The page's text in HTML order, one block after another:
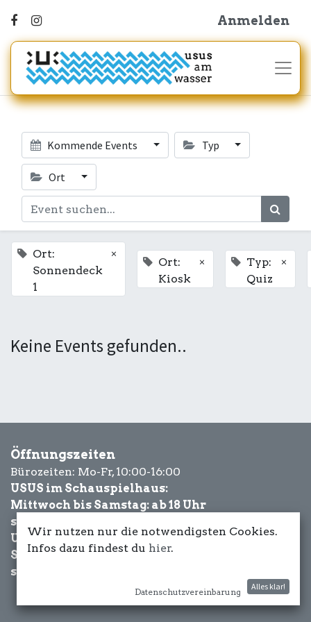
Anmelden
Kommende Events Typ
Ort
Ort:
Sonnendeck
1
×
Ort:
Kiosk
×
Typ:
Quiz
×
Keine Events gefunden..
Öffnungszeiten
Bürozeiten: Mo-Fr, 10:00-16:00
USUS im Schauspielhaus:
Mittwoch bis Samstag: ab 18 Uhr
sowie Eventbezogen.
USUS am Wasser:
Schönwetter-
sowie Eventbezogen.
Wir nutzen nur die notwendigsten Cookies.
Infos dazu findest du hier.
Datenschutzvereinbarung
Alles klar!